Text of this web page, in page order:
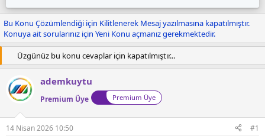
n
u
y
u
B
a
ş
l
a
a
n
ş
l
a
n
g
ı
ç
t
a
i
i
k
e
t
l
e
Bu Konu Çözümlendiği için Kilitlenerek Mesaj yazılmasına kapatılmıştır.
Konuya ait sorularınız için Yeni Konu açmanız gerekmektedir.
Üzgünüz bu konu cevaplar için kapatılmıştır...
ademkuytu
Premium Üye Premium Üye
14 Nisan 2026 10:50 #1